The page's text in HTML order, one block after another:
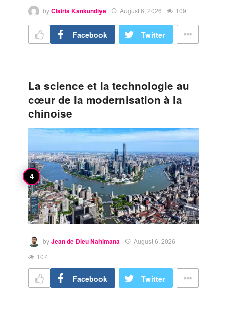
byClairia Kankundiye August 6, 2026 109
Facebook Twitter
La science et la technologie au
cœur de la modernisation à la
chinoise
byJean de Dieu Nahimana
August 6, 2026
107
Facebook Twitter